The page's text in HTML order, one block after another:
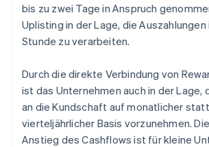
bis zu zwei Tage in Anspruch
Uplisting in der Lage, die
Stunde zu verarbeiten.
Durch die direkte Verbindung von
ist das Unternehmen auch in der Lage,
an die Kundschaft auf monatlicher
vierteljährlicher Basis vorzunehmen.
Anstieg des Cashflows ist für kleine